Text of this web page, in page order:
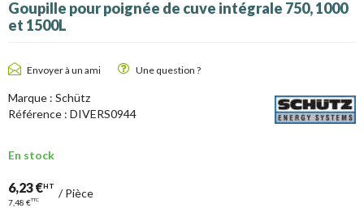
Goupille pour poignée de cuve intégrale 750, 1000
et 1500L
Envoyer à un ami Une question ?
Marque : Schütz
Référence : DIVERS0944
En stock
6,23 €HT
7,48 €TTC /Pièce